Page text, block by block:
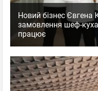
Новий бізнес Євгена
замовлення шеф-
працює